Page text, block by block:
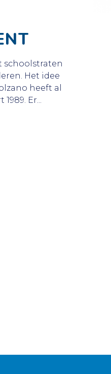
schoolstraten
Het idee
heeft al
Er...